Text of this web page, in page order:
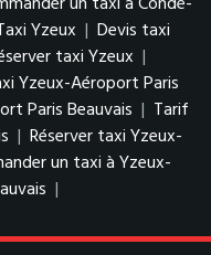
Yzeux | Devis taxi
taxi Yzeux |
Yzeux-Aéroport Paris
Paris Beauvais | Tarif
| Réserver taxi Yzeux-
un taxi à Yzeux-
|